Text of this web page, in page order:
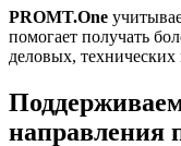
PROMT.One
помогает получать
деловых,
направления